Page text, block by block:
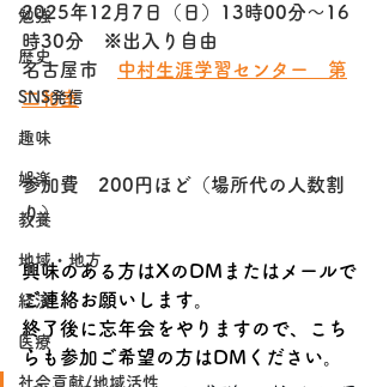
勉強
歴史
SNS発信
趣味
娯楽
教養
地域・地方
経済
医療
社会貢献/地域活性
2025年12月7日（日）13時00分～16
時30分　※出入り自由
名古屋市 中村生涯学習センター
第
二和室
参加費　200円ほど（場所代の人数割
り）
興味のある方はXのDMまたはメールで
ご連絡お願いします。
終了後に忘年会をやりますので、こち
らも参加ご希望の方はDMください。